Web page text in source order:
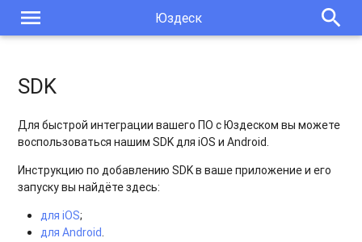
menu Юздеск search
SDK
Для быстрой интеграции вашего ПО с Юздеском вы можете
воспользоваться нашим SDK для iOS и Android.
Инструкцию по добавлению SDK в ваше приложение и его
запуску вы найдёте здесь:
для iOS;
для Android.